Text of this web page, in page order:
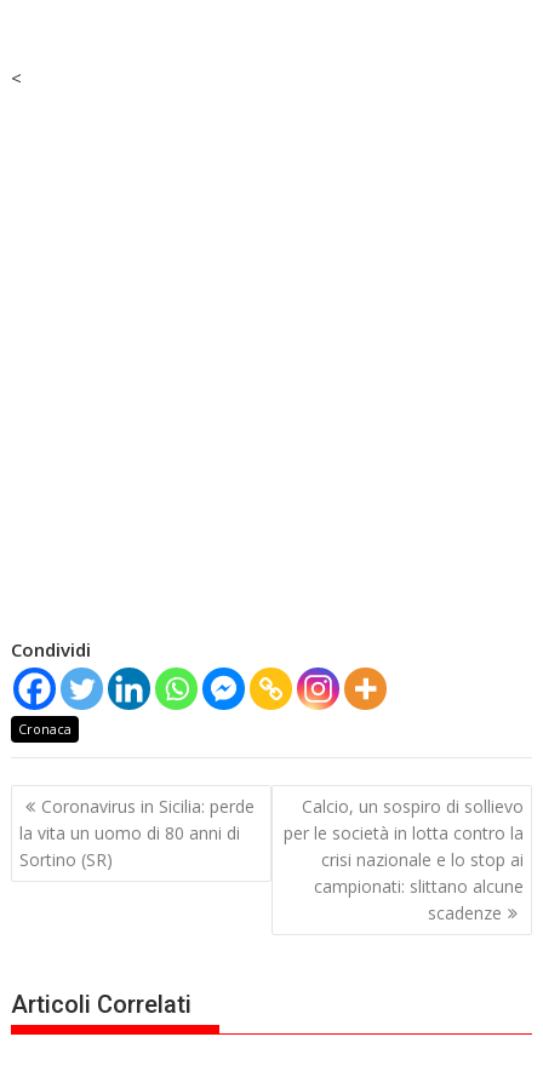
<
Condividi
Cronaca
Navigazione
articoli
Coronavirus in Sicilia: perde
la vita un uomo di 80 anni di
Sortino (SR)
Calcio, un sospiro di sollievo
per le società in lotta contro la
crisi nazionale e lo stop ai
campionati: slittano alcune
scadenze
Articoli Correlati